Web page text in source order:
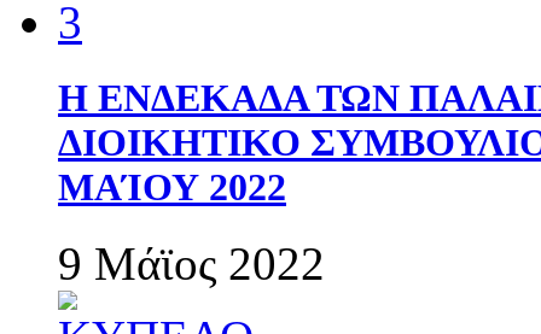
Η ΕΝΔΕΚΑΔΑ ΤΩΝ
ΔΙΟΙΚΗΤΙΚΟ
ΜΑΊΟΥ 2022
9 Μάϊος 2022